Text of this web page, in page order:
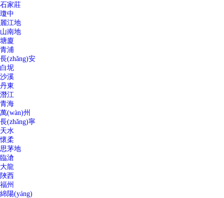
石家莊
瓊中
麗江地
山南地
塘廈
青浦
長(zhǎng)安
白坭
沙溪
丹東
潛江
青海
萬(wàn)州
長(zhǎng)寧
天水
懷柔
思茅地
臨滄
大龍
陜西
福州
綿陽(yáng)